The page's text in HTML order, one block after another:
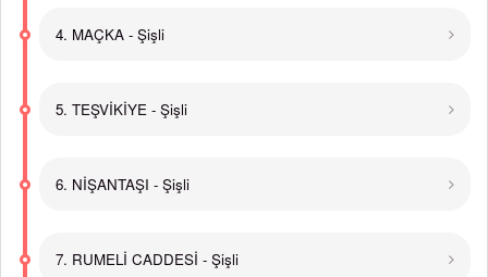
4. MAÇKA - Şişli
5. TEŞVİKİYE - Şişli
6. NİŞANTAŞI - Şişli
7. RUMELİ CADDESİ - Şişli